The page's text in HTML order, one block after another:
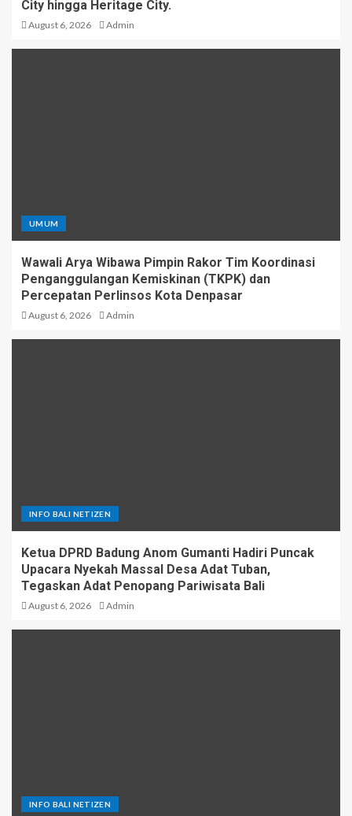
City hingga Heritage City.
August 6, 2026 Admin
UMUM
Wawali Arya Wibawa Pimpin Rakor Tim Koordinasi
Penganggulangan Kemiskinan (TKPK) dan
Percepatan Perlinsos Kota Denpasar
August 6, 2026 Admin
INFO BALI NETIZEN
Ketua DPRD Badung Anom Gumanti Hadiri Puncak
Upacara Nyekah Massal Desa Adat Tuban,
Tegaskan Adat Penopang Pariwisata Bali
August 6, 2026 Admin
INFO BALI NETIZEN